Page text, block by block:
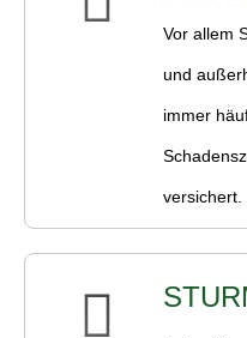
Vor allem
und
immer
versichert.